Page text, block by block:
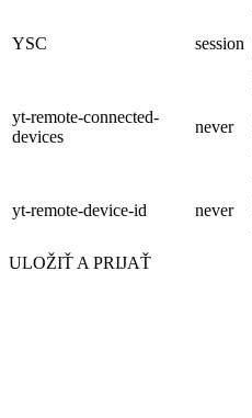
YSC session
yt-remote-connected-
devices
never
yt-remote-device-id never
ULOŽIŤ A PRIJAŤ